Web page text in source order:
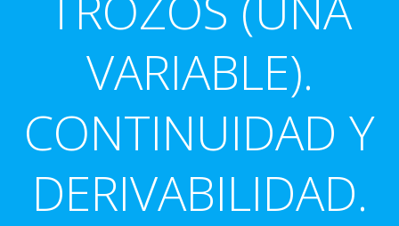
VARIABLE).
CONTINUIDAD Y
DERIVABILIDAD.